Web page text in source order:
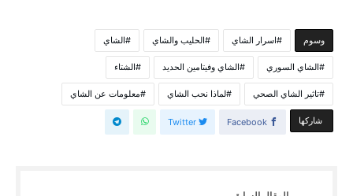
‫‫‫‫وسوم‬ اسرار الشاي الحليب والشاي الشاي
الشاي السوري الشاي وفيتامين الحديد الشتاء
تاثير الشاي الصحي لماذا نحب الشاي معلومات عن الشاي
‫‫ شاركها‬ Facebook
Twitter